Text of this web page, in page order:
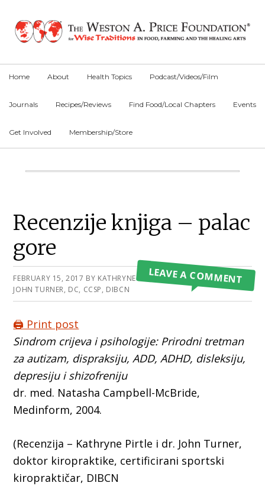
primary
main
primary
Home About Health Topics Podcast/Videos/Film
Journals Recipes/Reviews Find Food/Local Chapters Events
Get Involved Membership/Store
Main
Recenzije knjiga – palac
gore
FEBRUARY 15, 2017 BY KATHRYNE PIRTLE AND
JOHN TURNER, DC, CCSP, DIBCN
LEAVE A COMMENT
🖨️ Print post
Sindrom crijeva i psihologije: Prirodni tretman
za autizam, dispraksiju, ADD, ADHD, disleksiju,
depresiju i shizofreniju
dr. med. Natasha Campbell-McBride,
Medinform, 2004.
(Recenzija – Kathryne Pirtle i dr. John Turner,
doktor kiropraktike, certificirani sportski
kiropraktičar, DIBCN
Primary
Sidebar